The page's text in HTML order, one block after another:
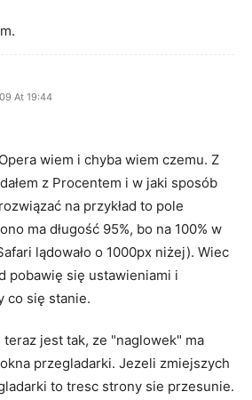
At 19:44
wiem i chyba wiem czemu. Z
z Procentem i w jaki sposób
na przykład to pole
ma długość 95%, bo na 100% w
lądowało o 1000px niżej). Wiec
pobawię się ustawieniami i
co się stanie.
teraz jest tak, ze "naglowek" ma
przegladarki. Jezeli zmiejszych
to tresc strony sie przesunie.